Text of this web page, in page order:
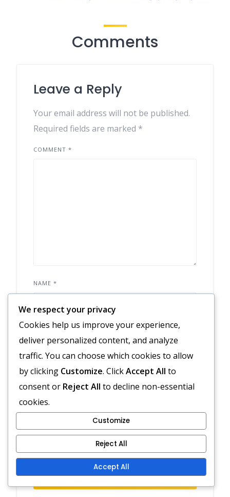
Comments
Leave a Reply
Your email address will not be published.
Required fields are marked *
COMMENT *
NAME *
EMAIL *
WEBSITE
Save my name, email, and website in
this browser for the next time I comment.
We respect your privacy
Cookies help us improve your experience,
deliver personalized content, and analyze
traffic. You can choose which cookies to allow
by clicking Customize. ClickAccept All to
consent or Reject All to decline non-essential
cookies.
Customize
Reject All
Accept All